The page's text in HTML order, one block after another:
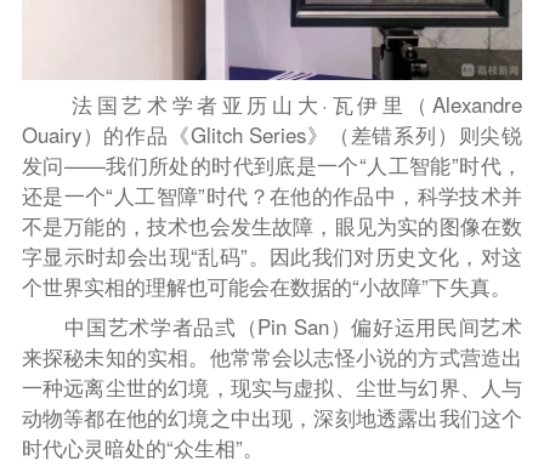
法国艺术学者亚历山大·瓦伊里（Alexandre
Ouairy）的作品《Glitch Series》（差错系列）则尖锐
发问——我们所处的时代到底是一个“人工智能”时代，
还是一个“人工智障”时代？在他的作品中，科学技术并
不是万能的，技术也会发生故障，眼见为实的图像在数
字显示时却会出现“乱码”。因此我们对历史文化，对这
个世界实相的理解也可能会在数据的“小故障”下失真。
中国艺术学者品弎（Pin San）偏好运用民间艺术
来探秘未知的实相。他常常会以志怪小说的方式营造出
一种远离尘世的幻境，现实与虚拟、 尘世与幻界、
人与
动物等都在他的幻境之中出现，深刻地透露出我们这个
时代心灵暗处的“众生相”。